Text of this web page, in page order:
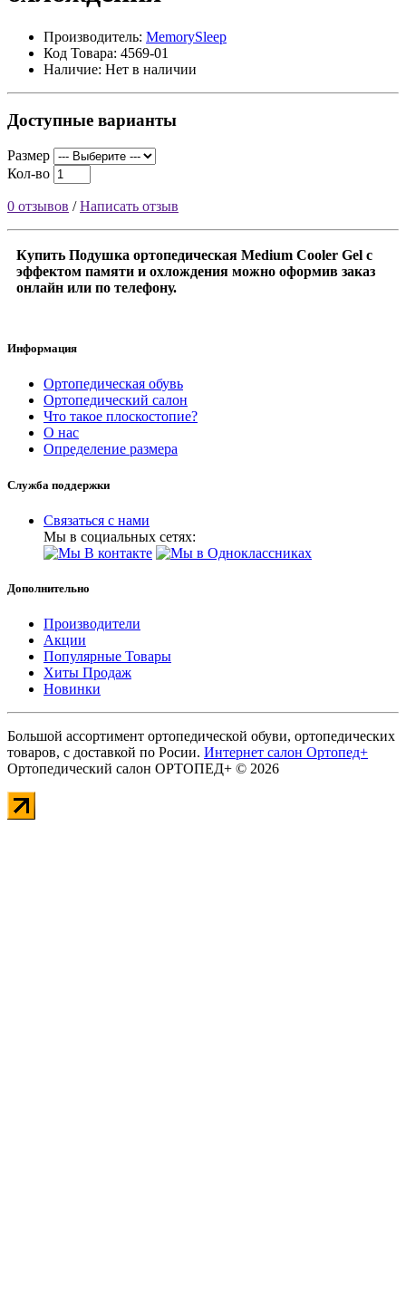
Производитель: MemorySleep
Код Товара: 4569-01
Наличие: Нет в наличии
Доступные варианты
Размер
Кол-во
0 отзывов /Написать отзыв
Купить Подушка ортопедическая Medium Cooler Gel с
эффектом памяти и охлождения можно оформив заказ
онлайн или по телефону.
Информация
Ортопедическая обувь
Ортопедический салон
Что такое плоскостопие?
О нас
Определение размера
Служба поддержки
Связаться с нами
Мы в социальных сетях:
Дополнительно
Производители
Акции
Популярные Товары
Хиты Продаж
Новинки
Большой ассортимент ортопедической обуви, ортопедических
товаров, с доставкой по Росии. Интернет салон Ортопед+
Ортопедический салон ОРТОПЕД+ © 2026